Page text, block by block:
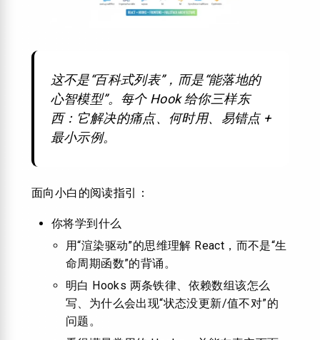
这不是“百科式列表”，而是“能落地的
心智模型”。每个 Hook 给你三样东
西：它解决的痛点、何时用、易错点 +
最小示例。
面向小白的阅读指引：
你将学到什么
用“渲染驱动”的思维理解 React，而不是“生
命周期函数”的背诵。
明白 Hooks 两条铁律、依赖数组该怎么
写、为什么会出现“状态没更新/值不对”的
问题。